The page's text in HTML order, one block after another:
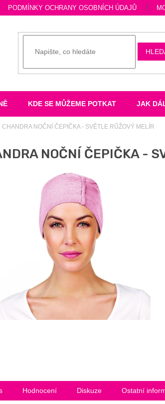
PODMÍNKY OCHRANY OSOBNÍCH ÚDAJŮ
KDE SE MŮŽEME POTKAT JAK
CHANDRA NOČNÍ ČEPIČKA - SVĚTLE RŮŽOVÝ MELÍR
NOČNÍ ČEPIČKA -
Hodnocení Diskuze Ostatní